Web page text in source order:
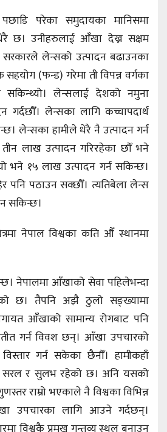
परेका समुदायका मानिसमा
छ। उनीहरुलाई आँखा देख्न सक्षम
सरकारले लेन्सको उत्पादन बढाउनका
(फन्ड) गरेमा ती विपन्न वर्गका
सकिन्थ्यो। लेन्सलाई देशको नमुना
गर्दछौँ। लेन्सका लागि कच्चापदार्थ
लेन्सका हामीले धेरै नै उत्पादन गर्न
लाख उत्पादन गरिरहेका छौँ भने
भने १५ लाख उत्पादन गर्न सकिन्छ।
पनि पठाउन सक्छौँ। त्यतिबेला लेन्स
सकिन्छ।
नेपाल विश्वका कति औँ स्थानमा
नेपालमा आँखाको सेवा पहिलेभन्दा
छ। तैपनि अझै ठुलो सङ्ख्यामा
आँँखाको सामान्य रोगबाट पनि
गर्न विवश छन्। आँखा उपचारको
विस्तार गर्न सकेका छैनौँ। हामीकहाँ
र सुलभ रहेको छ। अनि यसको
राम्रो भएकाले नै विश्वका विभिन्न
उपचारका लागि आउने गर्दछन्।